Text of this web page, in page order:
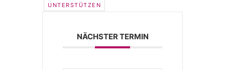
UNTERSTÜTZEN
NÄCHSTER TERMIN